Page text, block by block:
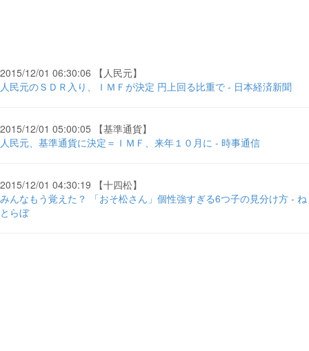
2015/12/01 06:30:06 【人民元】
人民元のＳＤＲ入り、ＩＭＦが決定 円上回る比重で - 日本経済新聞
2015/12/01 05:00:05 【基準通貨】
人民元、基準通貨に決定＝ＩＭＦ、来年１０月に - 時事通信
2015/12/01 04:30:19 【十四松】
みんなもう覚えた？ 「おそ松さん」個性強すぎる6つ子の見分け方 - ね
とらぼ